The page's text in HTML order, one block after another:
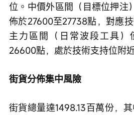
位。中價外區間（目標位押注
佈於27600至27738點，對應
主力區間（日常波段工具
26600點，處於技術支持位附
街貨分佈集中風險
街貨總量達1498.13百萬份，